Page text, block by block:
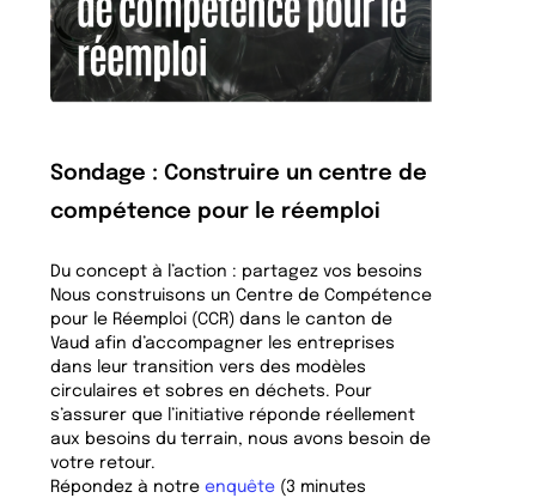
Sondage : Construire un centre de
compétence pour le réemploi
Du concept à l’action : partagez vos besoins
Nous construisons un Centre de Compétence
pour le Réemploi (CCR) dans le canton de
Vaud afin d’accompagner les entreprises
dans leur transition vers des modèles
circulaires et sobres en déchets. Pour
s’assurer que l’initiative réponde réellement
aux besoins du terrain, nous avons besoin de
votre retour.
Répondez à notreenquête (3 minutes